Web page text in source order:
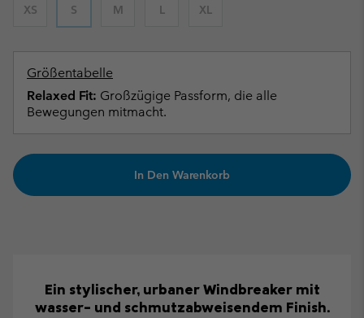
XS S M L XL
Größentabelle
Relaxed Fit: Großzügige Passform, die alle
Bewegungen mitmacht.
In Den Warenkorb
Ein stylischer, urbaner Windbreaker mit
wasser- und schmutzabweisendem Finish.